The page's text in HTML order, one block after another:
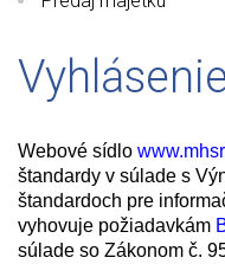
Webové sídlo
štandardy v súlade s
štandardoch pre
vyhovuje požiadavkám
súlade so Zákonom č.